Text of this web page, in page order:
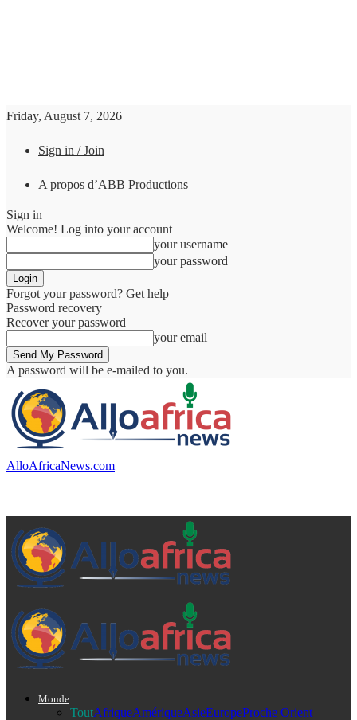
Friday, August 7, 2026
Sign in / Join
A propos d’ABB Productions
Sign in
Welcome! Log into your account
your username
your password
Forgot your password? Get help
Password recovery
Recover your password
your email
A password will be e-mailed to you.
AlloAfricaNews.com
Monde
ToutAfriqueAmériqueAsieEuropeProche Orient